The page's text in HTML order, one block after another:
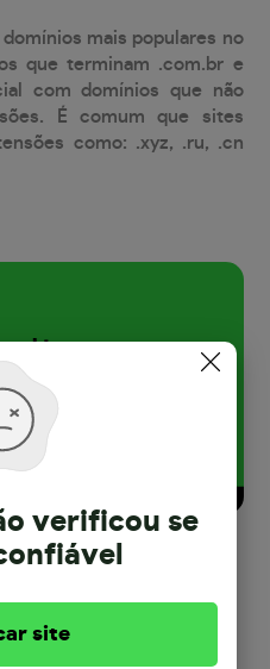
domínios mais populares no
que terminam .com.br e
com domínios que não
É comum que sites
como: .xyz, .ru, .cn
verificou se
site